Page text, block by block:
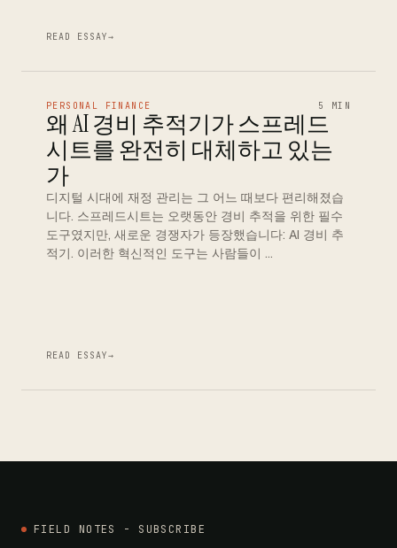
READ ESSAY→
PERSONAL FINANCE 5 MIN
왜 AI 경비 추적기가 스프레드
시트를 완전히 대체하고 있는
가
디지털 시대에 재정 관리는 그 어느 때보다 편리해졌습
니다. 스프레드시트는 오랫동안 경비 추적을 위한 필수
도구였지만, 새로운 경쟁자가 등장했습니다: AI 경비 추
적기. 이러한 혁신적인 도구는 사람들이 …
READ ESSAY→
FIELD NOTES - SUBSCRIBE